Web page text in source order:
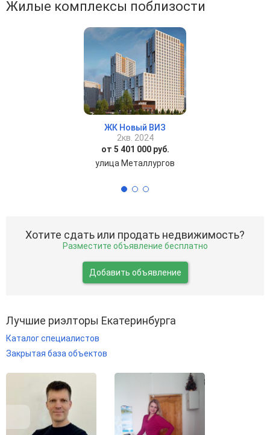
Жилые комплексы поблизости
ЖК Новый ВИЗ
2кв. 2024
от 5 401 000 руб.
улица Металлургов
Хотите сдать или продать недвижимость?
Разместите объявление бесплатно
Добавить объявление
Лучшие риэлторы Екатеринбурга
Каталог специалистов
Закрытая база объектов